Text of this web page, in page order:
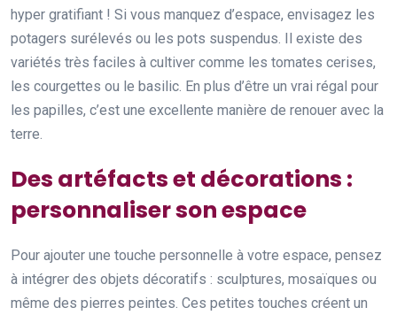
hyper gratifiant ! Si vous manquez d’espace, envisagez les
potagers surélevés ou les pots suspendus. Il existe des
variétés très faciles à cultiver comme les tomates cerises,
les courgettes ou le basilic. En plus d’être un vrai régal pour
les papilles, c’est une excellente manière de renouer avec la
terre.
Des artéfacts et décorations :
personnaliser son espace
Pour ajouter une touche personnelle à votre espace, pensez
à intégrer des objets décoratifs : sculptures, mosaïques ou
même des pierres peintes. Ces petites touches créent un